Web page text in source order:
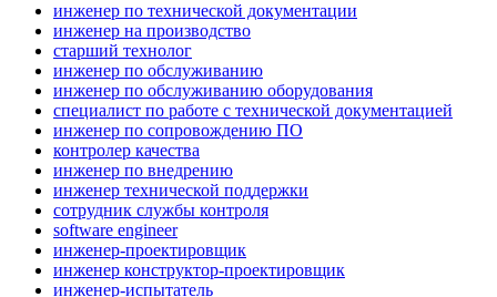
инженер по технической документации
инженер на производство
старший технолог
инженер по обслуживанию
инженер по обслуживанию оборудования
специалист по работе с технической документацией
инженер по сопровождению ПО
контролер качества
инженер по внедрению
инженер технической поддержки
сотрудник службы контроля
software engineer
инженер-проектировщик
инженер конструктор-проектировщик
инженер-испытатель